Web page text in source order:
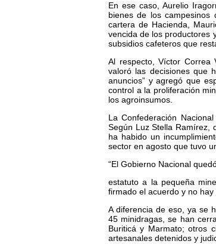
En ese caso, Aurelio
bienes de los
cartera de Hacienda,
vencida de los productores
subsidios cafeteros que
Al respecto, Víctor Correa
valoró las decisiones que
anuncios” y agregó que
control a la proliferación
los agroinsumos.
La Confederación
Según Luz Stella Ramírez,
ha habido un
sector en agosto que tuvo
“El Gobierno Nacional
estatuto a la pequeña
firmado el acuerdo y no
A diferencia de eso, ya se
45 minidragas, se han
Buriticá y Marmato; otros
artesanales detenidos y